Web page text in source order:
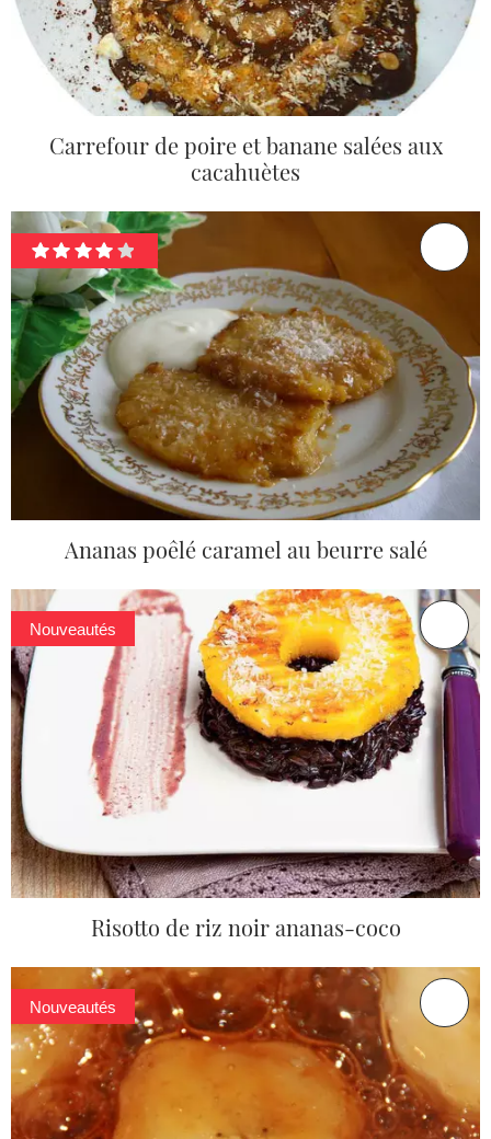
Carrefour de poire et banane salées aux
cacahuètes
Ananas poêlé caramel au beurre salé
Nouveautés
Risotto de riz noir ananas-coco
Nouveautés